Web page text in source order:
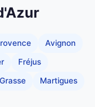
Avignon
Fréjus
Grasse Martigues